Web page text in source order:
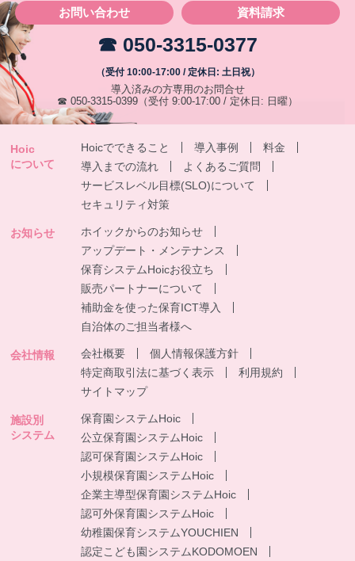
お問い合わせ 資料請求
☎ 050-3315-0377
（受付 10:00-17:00 / 定休日: 土日祝）
導入済みの方専用のお問合せ
☎ 050-3315-0399 （受付 9:00-17:00 / 定休日: 日曜）
Hoic
について
Hoicでできること 導入事例
料金
導入までの流れ
よくあるご質問
サービスレベル目標(SLO)について
セキュリティ対策
お知らせ
ホイックからのお知らせ
アップデート・メンテナンス
保育システムHoicお役立ち
販売パートナーについて
補助金を使った保育ICT導入
自治体のご担当者様へ
会社情報 会社概要
個人情報保護方針
特定商取引法に基づく表示
利用規約
サイトマップ
施設別
システム
保育園システムHoic
公立保育園システムHoic
認可保育園システムHoic
小規模保育園システムHoic
企業主導型保育園システムHoic
認可外保育園システムHoic
幼稚園保育システムYOUCHIEN
認定こども園システムKODOMOEN